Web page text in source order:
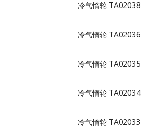
冷气惰轮 TA02038
冷气惰轮 TA02036
冷气惰轮 TA02035
冷气惰轮 TA02034
冷气惰轮 TA02033